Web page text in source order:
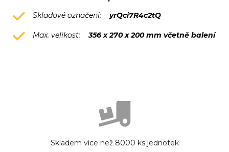
Skladové označení:
yrQci7R4c2tQ
Max. velikost: 356 x 270 x 200 mm včetně balení
Skladem více než 8000 ks jednotek